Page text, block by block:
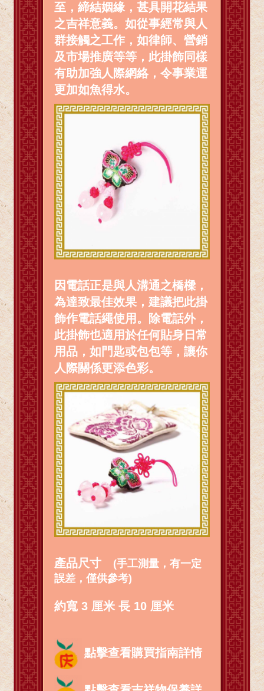
至，締結姻緣，甚具開花結果
之吉祥意義。如從事經常與人
群接觸之工作，如律師、營銷
及市場推廣等等，此掛飾同樣
有助加強人際網絡，令事業運
更加如魚得水。
因電話正是與人溝通之橋樑，
為達致最佳效果，建議把此掛
飾作電話繩使用。除電話外，
此掛飾也適用於任何貼身日常
用品，如門匙或包包等，讓你
人際關係更添色彩。
產品尺寸
(手工測量，有一定
誤差，僅供參考)
約寬 3 厘米 長 10 厘米
點擊查看購買指南詳情